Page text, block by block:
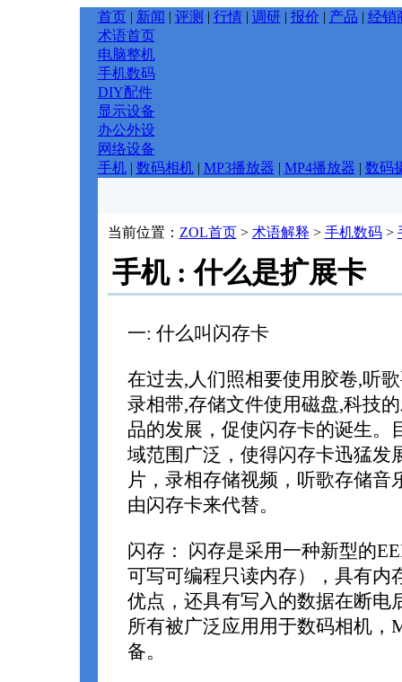
首页| 新闻 | 评测 | 行情| 调研 | 报价 | 产品 | 经销
术语首页
电脑整机
手机数码
DIY配件
显示设备
办公外设
网络设备
手机| 数码相机| MP3播放器 | MP4播放器 | 数码
当前位置： ZOL首页> 术语解释 > 手机数码>
手机 : 什么是扩展卡
一: 什么叫闪存卡
在过去,人们照相要使用胶卷,听
录相带,存储文件使用磁盘,科技
品的发展，促使闪存卡的诞生。
域范围广泛，使得闪存卡迅猛发
片，录相存储视频，听歌存储音
由闪存卡来代替。
闪存： 闪存是采用一种新型的
可写可编程只读内存），具有内
优点，还具有写入的数据在断电
所有被广泛应用用于数码相机，
备。